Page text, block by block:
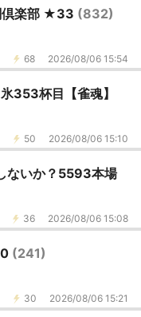
倶楽部 ★33 (832)
68 2026/08/06 15:54
353杯目【雀魂】
50 2026/08/06 15:10
ないか？5593本場
36 2026/08/06 15:08
(241)
30 2026/08/06 15:21